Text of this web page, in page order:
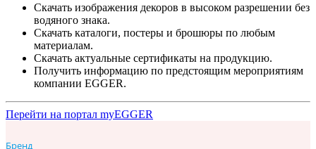
Скачать изображения декоров в высоком разрешении без
водяного знака.
Скачать каталоги, постеры и брошюры по любым
материалам.
Скачать актуальные сертификаты на продукцию.
Получить информацию по предстоящим мероприятиям
компании EGGER.
Перейти на портал myEGGER
Бренд